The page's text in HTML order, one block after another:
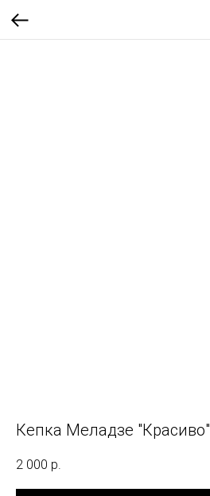
Кепка Меладзе "Красиво"
2 000 р.